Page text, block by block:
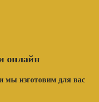
онлайн
мы изготовим для вас